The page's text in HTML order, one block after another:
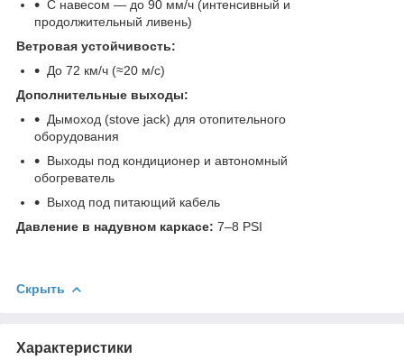
С навесом — до 90 мм/ч (интенсивный и
продолжительный ливень)
Ветровая устойчивость:
До 72 км/ч (≈20 м/с)
Дополнительные выходы:
Дымоход (stove jack) для отопительного
оборудования
Выходы под кондиционер и автономный
обогреватель
Выход под питающий кабель
Давление в надувном каркасе: 7–8 PSI
Скрыть
Характеристики